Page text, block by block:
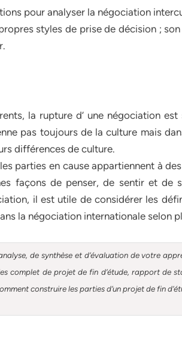
pour analyser la négociation
styles de prise de décision ;
la rupture d’ une négociation
pas toujours de la culture mais
différences de culture.
parties en cause appartiennent à
façons de penser, de sentir et de
il est utile de considérer les
la négociation internationale selon
de synthèse et d’évaluation de votre
complet de projet de fin d’étude, rapport de
construire les parties d’un projet de fin